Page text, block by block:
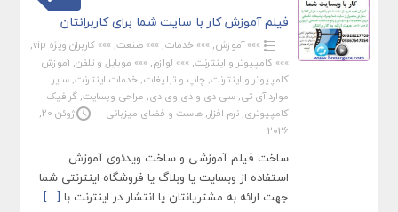
فیلم آموزش کار با سایت شما برای کاربرانتان
»»» آموزش, »»» خدمات, »»» صنعت, »»» کاربران ویژه vip
,
»»» کامپیوتر و اینترنت, »»» لوازم, »»» موبایل و تلفن,آموزش
کامپیوتر و اینترنت, چاپ و تبلیغات, خدمات اینترنت, سایر
موارد آی تی, سی دی و دی وی دی, طراحی وبسایت, گرافیک
کامپیوتری, نرم افزار, هاست و فضای میزبانی
ژوئن 20,
2026
ساخت فیلم آموزشی و ساخت ویدئوی آموزش
استفاده از وبسایت یا وبلاگ یا فروشگاه اینترنتی شما
جهت ارائه به مشتریانتان یا انتشار در اینترنت با […]